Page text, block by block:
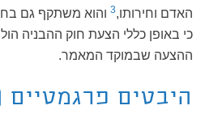
האדם וחירותו,3 והוא משתקף גם
כי באופן כללי הצעת חוק ההבניה
ההצעה שבמוקד המאמר.
היבטים פרגמטיים